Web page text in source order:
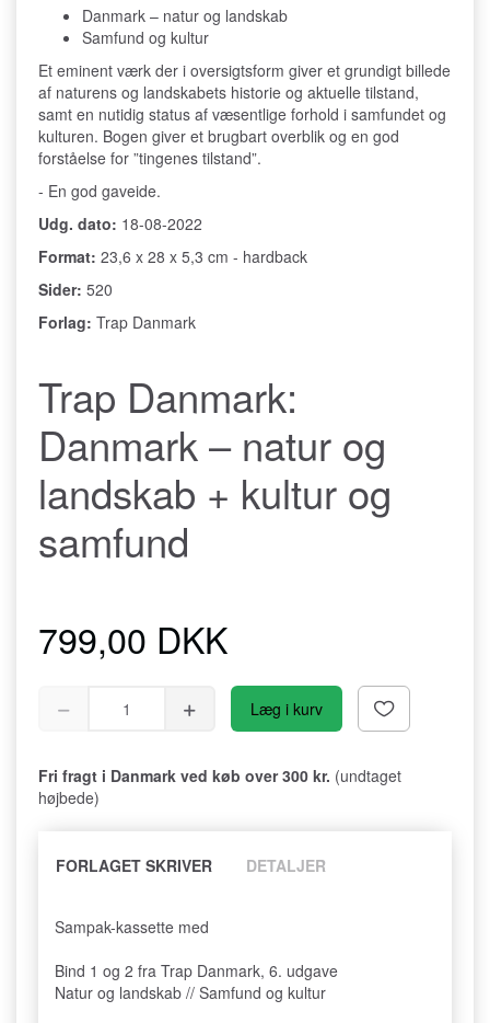
Danmark – natur og landskab
Samfund og kultur
Et eminent værk der i oversigtsform giver et grundigt billede
af naturens og landskabets historie og aktuelle tilstand,
samt en nutidig status af væsentlige forhold i samfundet og
kulturen. Bogen giver et brugbart overblik og en god
forståelse for ”tingenes tilstand”.
- En god gaveide.
Udg. dato: 18-08-2022
Format: 23,6 x 28 x 5,3 cm - hardback
Sider: 520
Forlag: Trap Danmark
Trap Danmark:
Danmark – natur og
landskab + kultur og
samfund
799,00 DKK
Læg i kurv
Fri fragt i Danmark ved køb over 300 kr. (undtaget
højbede)
FORLAGET SKRIVER DETALJER
Sampak-kassette med
Bind 1 og 2 fra Trap Danmark, 6. udgave
Natur og landskab // Samfund og kultur